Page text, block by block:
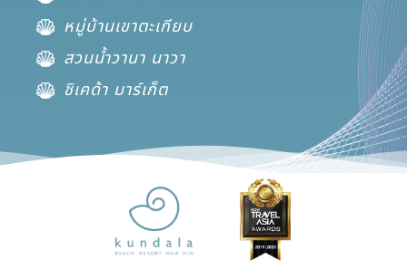
หมู่บ้านเขาตะเกียบ
สวนน้ำวานา นาวา
ชิเคด้า มาร์เก็ต